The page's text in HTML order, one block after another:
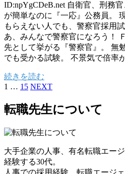
ID:npYgCDeB.net 自衛官、刑務
が簡単なのに『一応』公務員。
もらえない人でも、警察官採用
あ、みんなで警察官になろう！
先として挙がる『警察官』。 無
でも受かる試験。 不景気で倍率
続きを読む
1 … 15 NEXT
転職先生について
大手企業の人事、有名転職エー
経験する30代。
人事での採用経験、転職エージ